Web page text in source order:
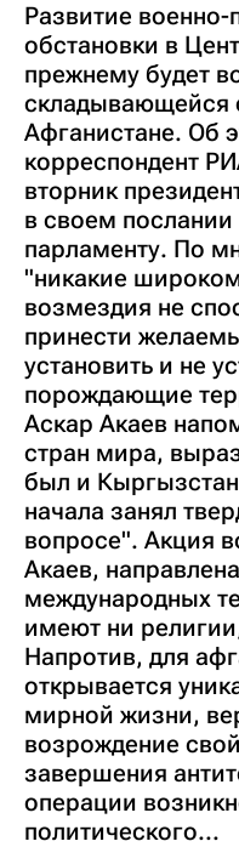
Развитие военно-
обстановки в
прежнему будет
складывающейся
Афганистане. Об
корреспондент
вторник
в своем
парламенту. По
"никакие
возмездия не
принести
установить и не
порождающие
Аскар Акаев
стран мира,
был и
начала занял
вопросе". Акция
Акаев,
международных
имеют ни
Напротив, для
открывается
мирной жизни,
возрождение
завершения
операции
политического...